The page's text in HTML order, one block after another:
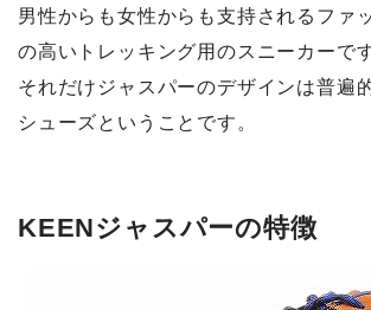
男性からも女性からも支持されるファ
の高いトレッキング用のスニーカーです
それだけジャスパーのデザインは普遍
シューズということです。
KEENジャスパーの特徴